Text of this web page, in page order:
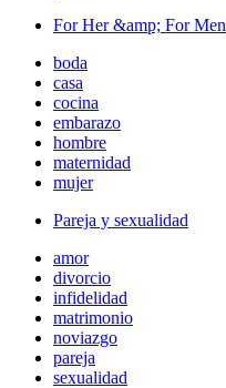
For Her &amp; For Men
boda
casa
cocina
embarazo
hombre
maternidad
mujer
Pareja y sexualidad
amor
divorcio
infidelidad
matrimonio
noviazgo
pareja
sexualidad